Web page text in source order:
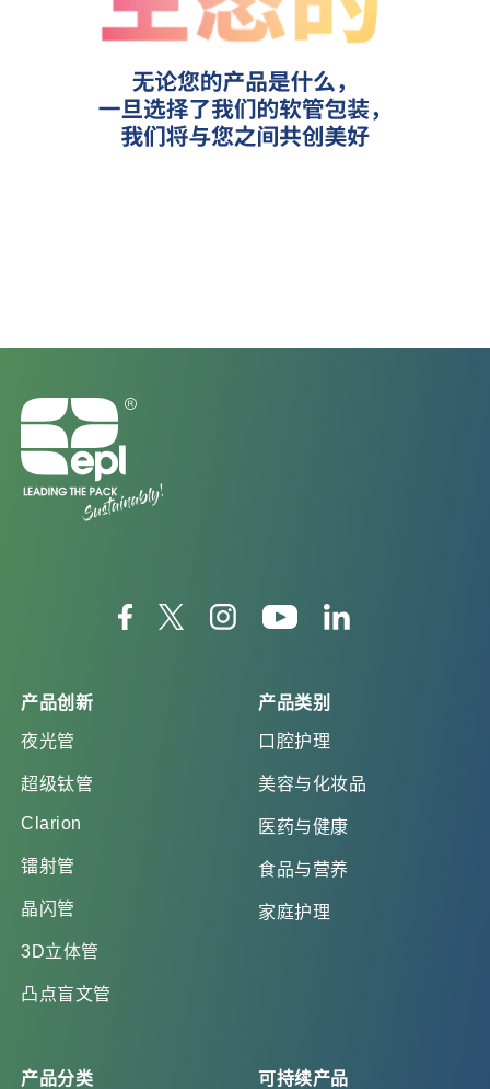
产品创新
夜光管
超级钛管
Clarion
镭射管
晶闪管
3D立体管
凸点盲文管
产品类别
口腔护理
美容与化妆品
医药与健康
食品与营养
家庭护理
产品分类
可持续产品